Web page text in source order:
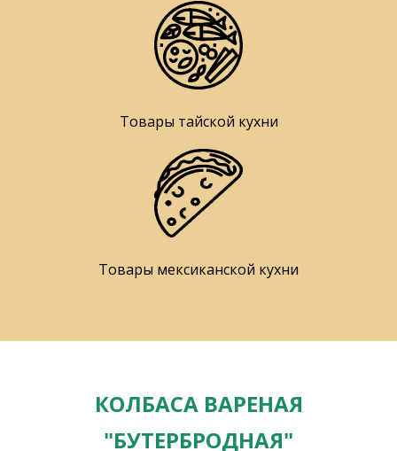
Товары тайской кухни
Товары мексиканской кухни
КОЛБАСА ВАРЕНАЯ
"БУТЕРБРОДНАЯ"